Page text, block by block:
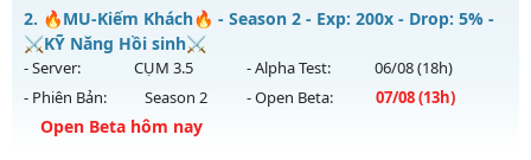
MU HỎA LONG - 🌍 Website: https://muhoalong.pro
Mu mới ra tháng 08 2026 - Mở máy chủ
https://facebook.cvào 13h ngày 07/08/2626
Exp: 9999x - Drop: 20%
Kiểu reset: Non Reset
2. 🔥MU-Kiếm Khách🔥 - Season 2 - Exp: 200x - Drop: 5% -
⚔️KỸ Năng Hồi sinh⚔️
- Server: CỤM 3.5 - Alpha Test: 06/08(18h)
- Phiên Bản:
Season 2 - Open Beta: 07/08(13h)
Open Beta hôm nay